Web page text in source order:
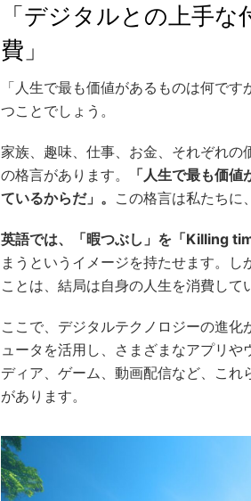
「デジタルとの上手
費」
「人生で最も価値があるものは何で
つことでしょう。
家族、趣味、仕事、お金、それぞれ
の格言があります。
「人生で最も価
ているからだ」。 この格言は私たちに
英語では、「暇つぶし」を「Killing
まうというイメージを持たせます。
ことは、結局は自身の人生を消費して
ここで、デジタルテクノロジーの進
ュータを活用し、さまざまなアプリ
ディア、ゲーム、動画配信など、こ
があります。